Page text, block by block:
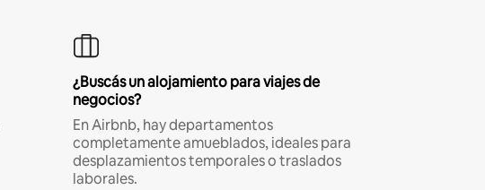
¿Buscás un alojamiento para viajes de
negocios?
En Airbnb, hay departamentos
completamente amueblados, ideales para
desplazamientos temporales o traslados
laborales.